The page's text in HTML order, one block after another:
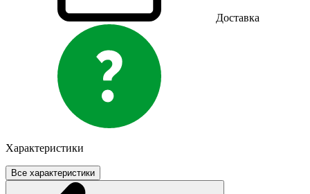
Доставка
Характеристики
Все характеристики